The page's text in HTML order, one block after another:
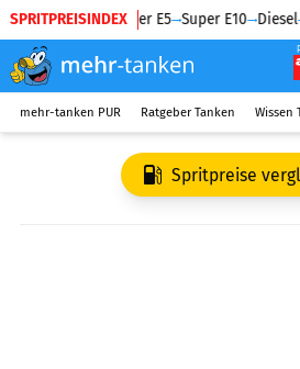
SPRITPREISINDEX
Diesel Super E5 Super E10 Diesel
mehr-tanken PUR Ratgeber Tanken Wissen
Spritpreise